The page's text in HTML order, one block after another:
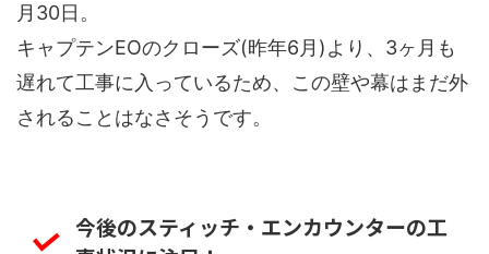
月30日。
キャプテンEOのクローズ(昨年6月)より、3ヶ月も
遅れて工事に入っているため、この壁や幕はまだ外
されることはなさそうです。
今後のスティッチ・エンカウンターの工